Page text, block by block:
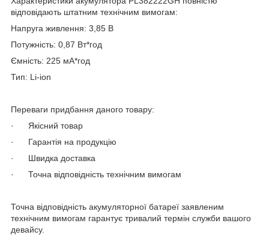
відповідають штатним технічним вимогам:
Напруга живлення: 3,85 B
Потужність: 0,87 Вт*год
Ємність: 225 мА*год
Тип: Li-ion
Переваги придбання даного товару:
· Якісний товар
· Гарантія на продукцію
· Швидка доставка
· Точна відповідність технічним вимогам
Точна відповідність акумуляторної батареї заявленим
технічним вимогам гарантує тривалий термін служби вашого
девайсу.